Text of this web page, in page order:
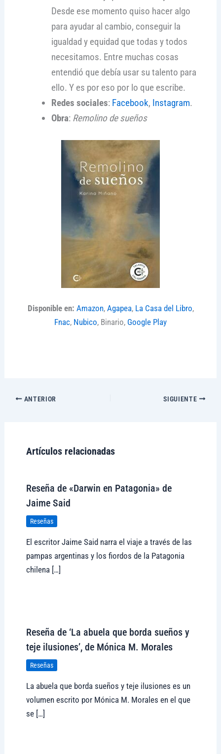
Desde ese momento quiso hacer algo
para ayudar al cambio, conseguir la
igualdad y equidad que todas y todos
necesitamos. Entre muchas cosas
entendió que debía usar su talento para
ello. Y es por eso por lo que escribe.
Redes sociales: Facebook, Instagram.
Obra: Remolino de sueños
Disponible en: Amazon, Agapea, La Casa del Libro,
Fnac, Nubico, Binario, Google Play
ANTERIOR SIGUIENTE
Artículos relacionadas
Reseña de «Darwin en Patagonia» de
Jaime Said
Reseñas
El escritor Jaime Said narra el viaje a través de las
pampas argentinas y los fiordos de la Patagonia
chilena […]
Reseña de ‘La abuela que borda sueños y
teje ilusiones’, de Mónica M. Morales
Reseñas
La abuela que borda sueños y teje ilusiones es un
volumen escrito por Mónica M. Morales en el que
se […]